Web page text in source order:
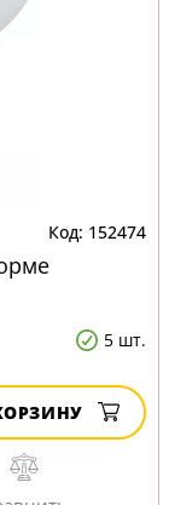
152474
5 шт.